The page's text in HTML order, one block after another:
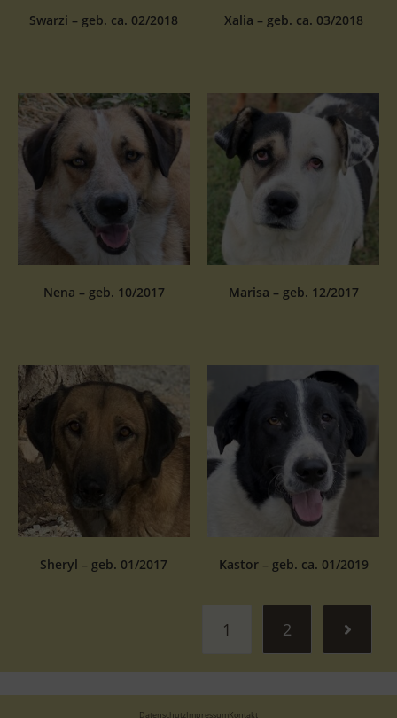
Swarzi – geb. ca. 02/2018 Xalia – geb. ca. 03/2018
Nena – geb. 10/2017 Marisa – geb. 12/2017
Sheryl – geb. 01/2017 Kastor – geb. ca. 01/2019
1 2
DatenschutzImpressumKontakt